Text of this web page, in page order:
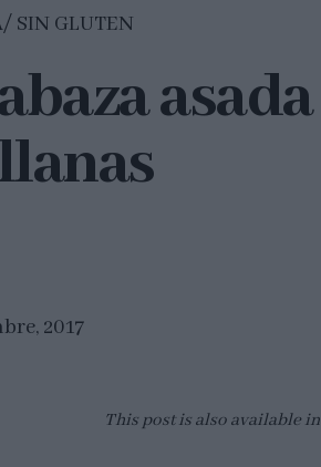
SIN GLUTEN
asada
2017
This post is also available in